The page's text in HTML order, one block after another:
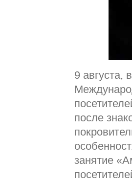
9 августа,
после
занятие